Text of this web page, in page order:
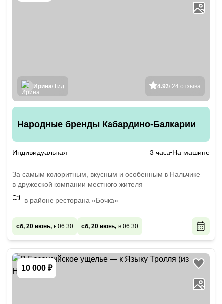
4.92/ 24 отзыва
Ирина/ Гид
Народные бренды Кабардино-Балкарии
Индивидуальная 3 часа На машине
За самым колоритным, вкусным и особенным в Нальчике —
в дружеской компании местного жителя
в районе ресторана «Бочка»
сб, 20 июнь, в 06:30 сб, 20 июнь, в 06:30
10 000 ₽